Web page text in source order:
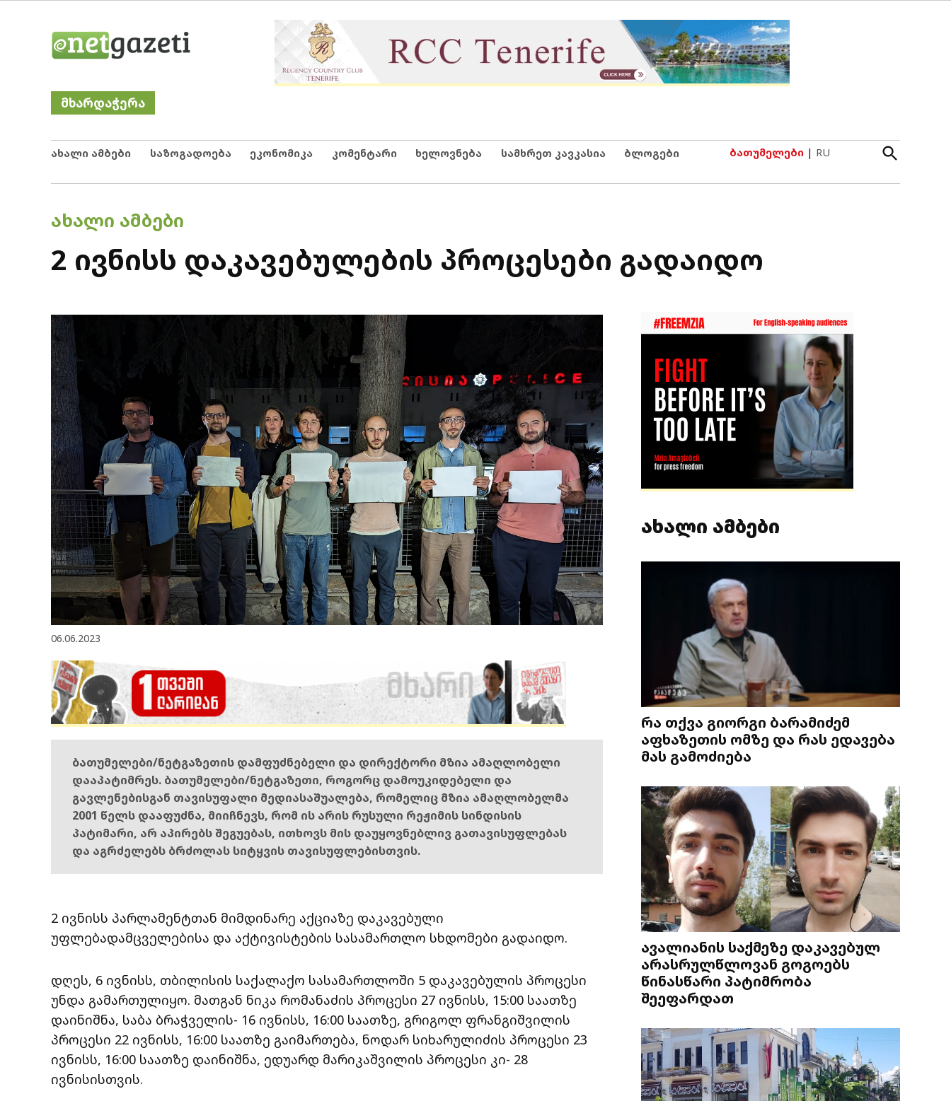
Netgazeti
მხარდაჭერა
ახალი ამბები საზოგადოება ეკონომიკა კომენტარი ხელოვნება სამხრეთ კავკასია ბლოგები ბათუმელები | RU
Open
Search
POSTED
ᲐᲮᲐᲚᲘ ᲐᲛᲑᲔᲑᲘ
2 ივნისს დაკავებულების პროცესები გადაიდო
06.06.2023
ბათუმელები/ნეტგაზეთის დამფუძნებელი და დირექტორი მზია ამაღლობელი
დააპატიმრეს. ბათუმელები/ნეტგაზეთი, როგორც დამოუკიდებელი და
გავლენებისგან თავისუფალი მედიასაშუალება, რომელიც მზია ამაღლობელმა
2001 წელს დააფუძნა, მიიჩნევს, რომ ის არის რუსული რეჟიმის სინდისის
პატიმარი, არ აპირებს შეგუებას, ითხოვს მის დაუყოვნებლივ გათავისუფლებას
და აგრძელებს ბრძოლას სიტყვის თავისუფლებისთვის.
2 ივნისს პარლამენტთან მიმდინარე აქციაზე დაკავებული
უფლებადამცველებისა და აქტივისტების სასამართლო სხდომები გადაიდო.
დღეს, 6 ივნისს, თბილისის საქალაქო სასამართლოში 5 დაკავებულის პროცესი
უნდა გამართულიყო. მათგან ნიკა რომანაძის პროცესი 27 ივნისს, 15:00 საათზე
დაინიშნა, საბა ბრაჭველის- 16 ივნისს, 16:00 საათზე, გრიგოლ ფრანგიშვილის
პროცესი 22 ივნისს, 16:00 საათზე გაიმართება, ნოდარ სიხარულიძის პროცესი 23
ივნისს, 16:00 საათზე დაინიშნა, ედუარდ მარიკაშვილის პროცესი კი- 28
ივნისისთვის.
ახალი ამბები
რა თქვა გიორგი ბარამიძემ
აფხაზეთის ომზე და რას ედავება
მას გამოძიება
ავალიანის საქმეზე დაკავებულ
არასრულწლოვან გოგოებს
წინასწარი პატიმრობა
შეეფარდათ